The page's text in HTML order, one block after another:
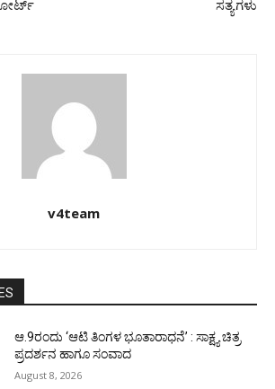
ಕೋರ್ಟ್ ಸತ್ಯಗಳು
v4team
ಆ.9ರಂದು ‘ಆಟಿ ತಿಂಗಳ ಭೂತಾರಾಧನೆ’ : ಸಾಕ್ಷ್ಯ ಚಿತ್ರ
ಪ್ರದರ್ಶನ ಹಾಗೂ ಸಂವಾದ
August 8, 2026